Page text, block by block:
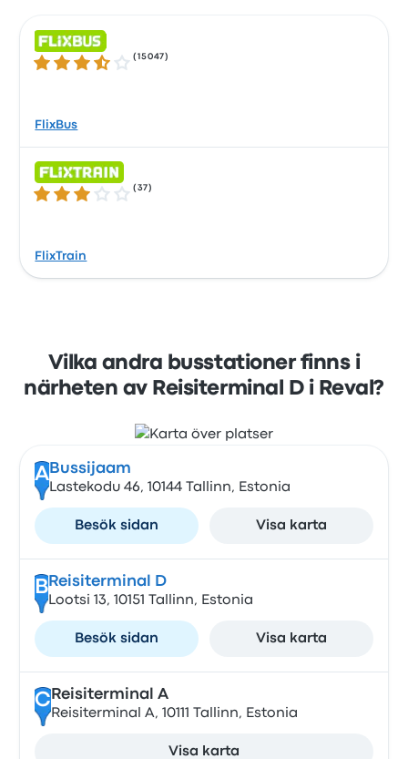
3.5 ur 5 stjärnor(15047 )
FlixBus
3.0 ur 5 stjärnor
(37 )
FlixTrain
Vilka andra busstationer finns i
närheten av Reisiterminal D i Reval?
A Bussijaam
Lastekodu 46, 10144 Tallinn, Estonia
Besök sidan Visa karta
B Reisiterminal D
Lootsi 13, 10151 Tallinn, Estonia
Besök sidan Visa karta
CReisiterminal A
Reisiterminal A, 10111 Tallinn, Estonia
Visa karta